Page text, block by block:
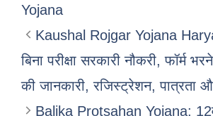
Yojana
Kaushal Rojgar Yojana
बिना परीक्षा सरकारी नौकरी, फॉर्म
की जानकारी, रजिस्ट्रेशन, पात्रता
Balika Protsahan Yojana: